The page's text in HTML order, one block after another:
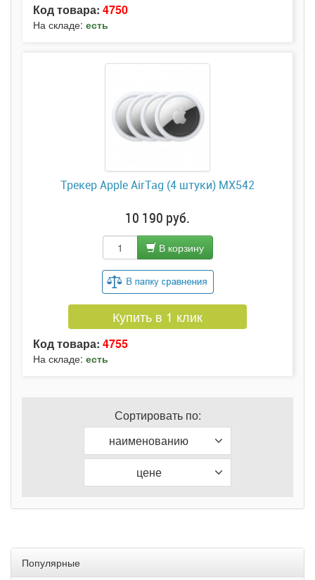
Код товара: 4750
На складе: есть
Трекер Apple AirTag (4 штуки) MX542
10 190 руб.
В корзину
Купить в 1 клик
Код товара: 4755
На складе: есть
Сортировать по:
наименованию
цене
Популярные